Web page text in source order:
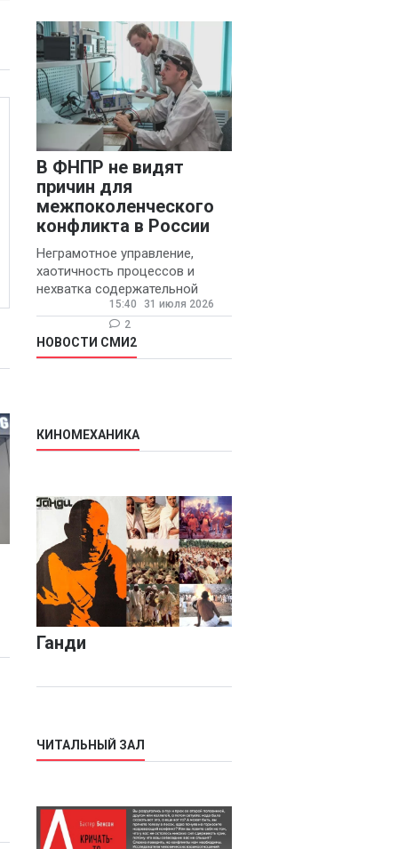
В ФНПР не видят
причин для
межпоколенческого
конфликта в России
Неграмотное управление,
хаотичность процессов и
нехватка содержательной
обратной связи от
руководителя являются
основными причинами
конфликтов и раздражения в
15:40
31 июля 2026
2
НОВОСТИ СМИ2
КИНОМЕХАНИКА
Ганди
ЧИТАЛЬНЫЙ ЗАЛ